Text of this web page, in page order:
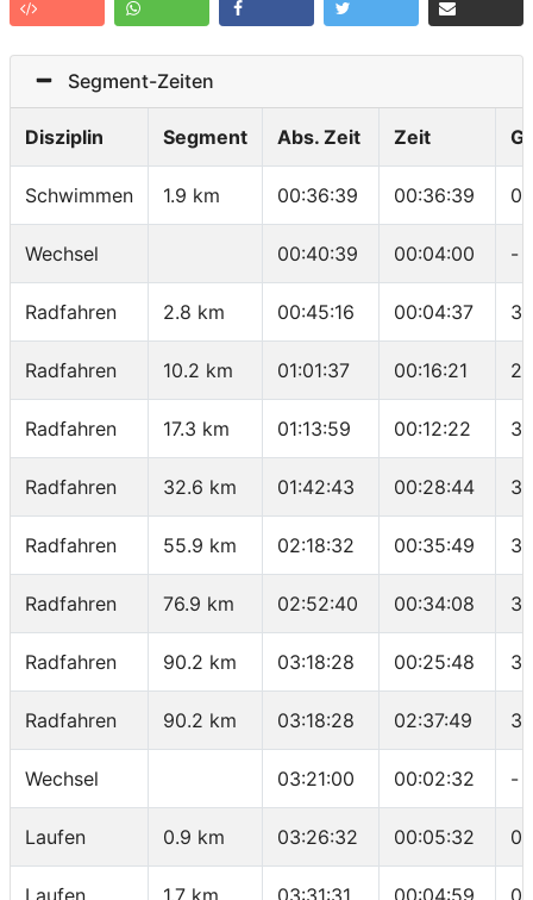
Segment-Zeiten
Disziplin Segment Abs. Zeit Zeit
Schwimmen 1.9 km 00:36:39 00:36:39
Wechsel 00:40:39 00:04:00 -
Radfahren 2.8 km 00:45:16 00:04:37
Radfahren 10.2 km 01:01:37 00:16:21
Radfahren 17.3 km 01:13:59 00:12:22
Radfahren 32.6 km 01:42:43 00:28:44
Radfahren 55.9 km 02:18:32 00:35:49
Radfahren 76.9 km 02:52:40 00:34:08
Radfahren 90.2 km 03:18:28 00:25:48
Radfahren 90.2 km 03:18:28 02:37:49
Wechsel 03:21:00 00:02:32 -
Laufen 0.9 km 03:26:32 00:05:32